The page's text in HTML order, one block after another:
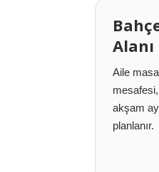
Alanı
Aile
mesafesi,
akşam
planlanır.